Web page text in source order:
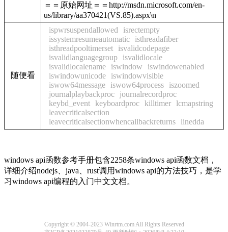
＝＝原始网址＝＝http://msdn.microsoft.com/en-
us/library/aa370421(VS.85).aspx\n
随便看
ispwrsuspendallowed
isrectempty
issystemresumeautomatic
isthreadafiber
isthreadpooltimerset
isvalidcodepage
isvalidlanguagegroup
isvalidlocale
isvalidlocalename
iswindow
iswindowenabled
iswindowunicode
iswindowvisible
iswow64message
iswow64process
iszoomed
journalplaybackproc
journalrecordproc
keybd_event keyboardproc killtimer lcmapstring
leavecriticalsection
leavecriticalsectionwhencallbackreturns linedda
windows api函数参考手册包含2258条windows api函数文档，
详细介绍nodejs、java、rust调用windows api的方法技巧，是学
习windows api编程的入门中文文档。
Copyright © 2004-2023 Winrtm.com All Rights Reserved